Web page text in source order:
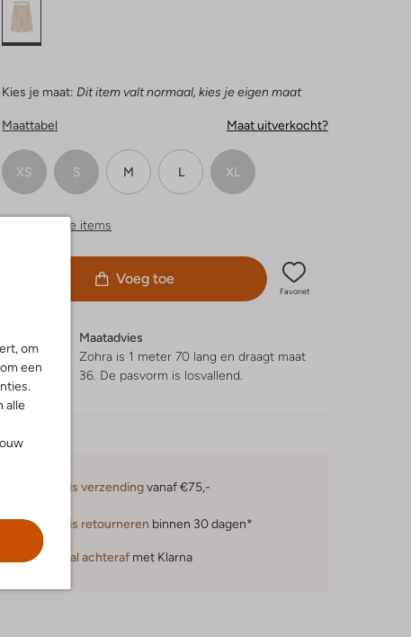
om
een
alle
Kies je maat: Dit item valt normaal, kies je eigen maat
Maattabel Maat uitverkocht?
XS S M L XL
Vergelijkbare items
Voeg toe
Favoriet
Maatadvies
Zohra is 1 meter 70 lang en draagt maat
36. De pasvorm is losvallend.
Gratis verzendingvanaf €75,-
Gratis retourneren binnen 30 dagen*
Betaal achteraf met Klarna